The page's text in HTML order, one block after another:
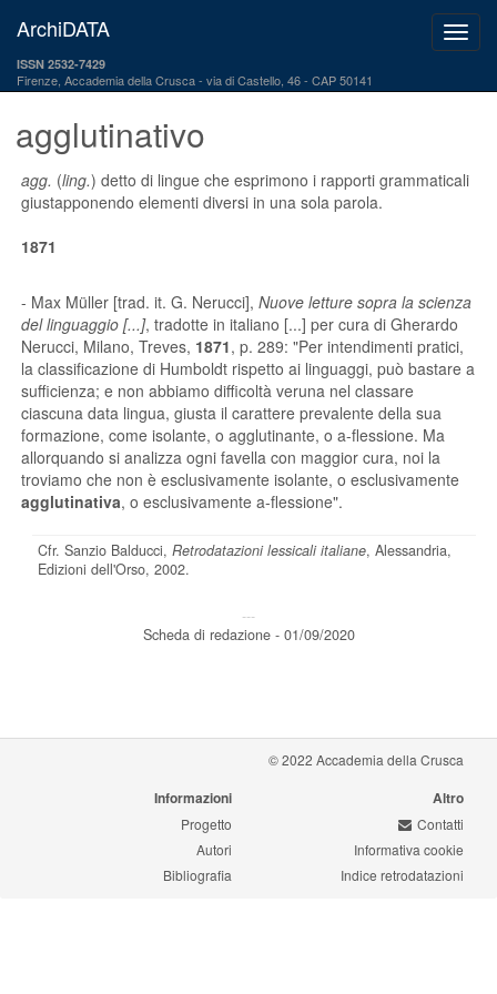
ArchiDATA
ISSN 2532-7429
Firenze, Accademia della Crusca via di Castello, 46 - CAP 50141
agglutinativo
agg. (ling.) detto di lingue che esprimono i rapporti grammaticali
giustapponendo elementi diversi in una sola parola.
1871
- Max Müller [trad. it. G. Nerucci], Nuove letture sopra la scienza
del linguaggio [...], tradotte in italiano [...] per cura di Gherardo
Nerucci, Milano, Treves, 1871, p. 289: "Per intendimenti pratici,
la classificazione di Humboldt rispetto ai linguaggi, può bastare a
sufficienza; e non abbiamo difficoltà veruna nel classare
ciascuna data lingua, giusta il carattere prevalente della sua
formazione, come isolante, o agglutinante, o a-flessione. Ma
allorquando si analizza ogni favella con maggior cura, noi la
troviamo che non è esclusivamente isolante, o esclusivamente
agglutinativa, o esclusivamente a-flessione".
Cfr. Sanzio Balducci, Retrodatazioni lessicali italiane, Alessandria,
Edizioni dell'Orso, 2002.
---
Scheda di redazione - 01/09/2020
© 2022 Accademia della Crusca
Informazioni
Progetto
Autori
Bibliografia
Altro
Contatti
Informativa cookie
Indice retrodatazioni